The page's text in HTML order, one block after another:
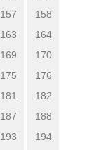
157
158
163
164
169
170
175
176
181
182
187
188
193
194